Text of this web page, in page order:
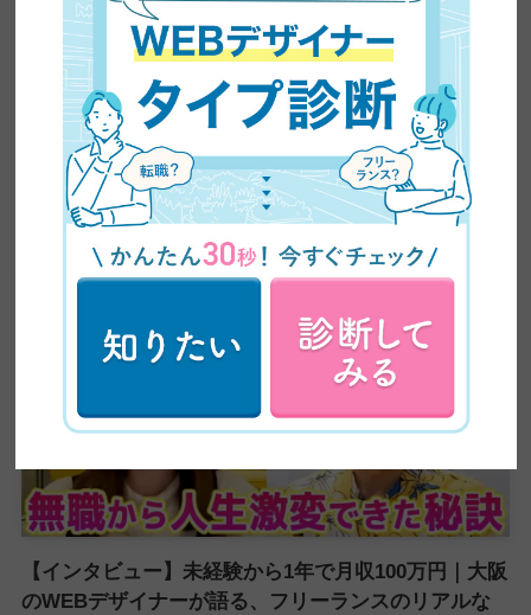
【主婦の副業】未経験から月5万円｜事務職ママが
Webデザインで叶えた理想の働き方
【インタビュー】未経験から1年で月収100万円｜大阪
のWEBデザイナーが語る、フリーランスのリアルな